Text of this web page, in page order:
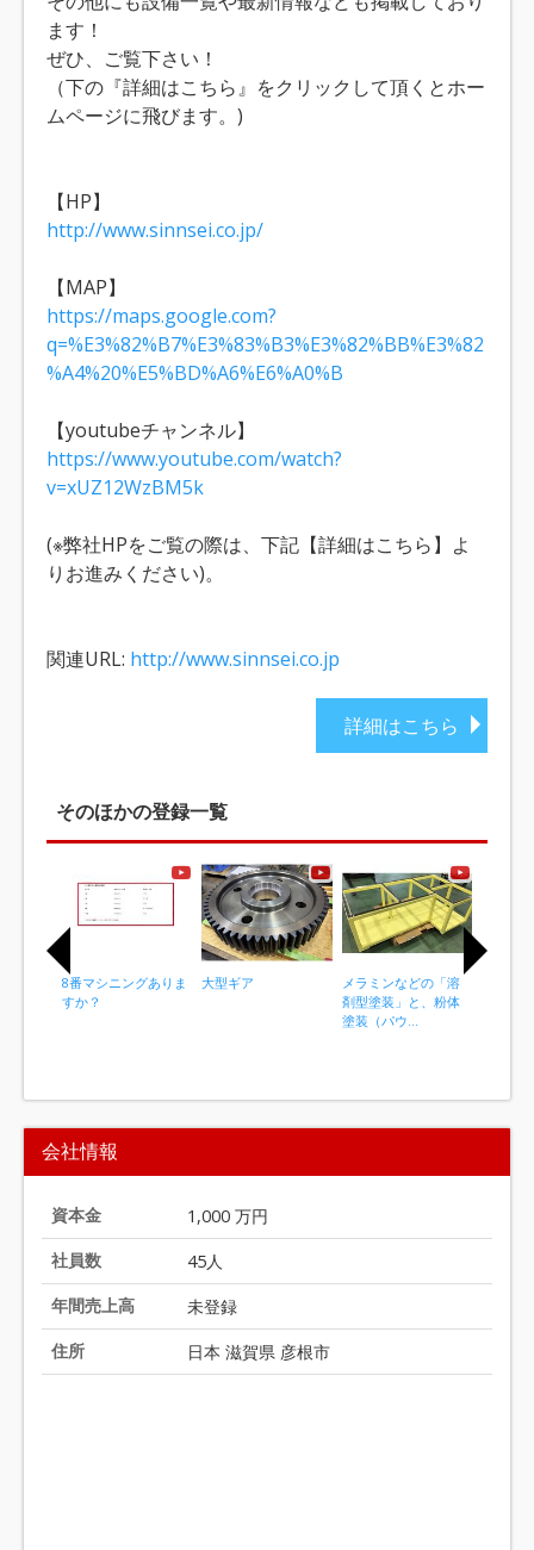
ます！
ぜひ、ご覧下さい！
（下の『詳細はこちら』をクリックして頂くとホー
ムページに飛びます。)
【HP】
http://www.sinnsei.co.jp/
【MAP】
https://maps.google.com?
q=%E3%82%B7%E3%83%B3%E3%82%BB%E3%82
%A4%20%E5%BD%A6%E6%A0%B
【youtubeチャンネル】
https://www.youtube.com/watch?
v=xUZ12WzBM5k
(※弊社HPをご覧の際は、下記【詳細はこちら】よ
りお進みください)。
関連URL: http://www.sinnsei.co.jp
詳細はこちら
そのほかの登録一覧
8番マシニングありま
すか？
大型ギア
メラミンなどの「溶
剤型塗装」と、粉体
塗装（パウ...
I
t
e
m
1
o
f
2
0
会社情報
資本金
1,000 万円
社員数
45人
年間売上高
未登録
住所
日本 滋賀県 彦根市